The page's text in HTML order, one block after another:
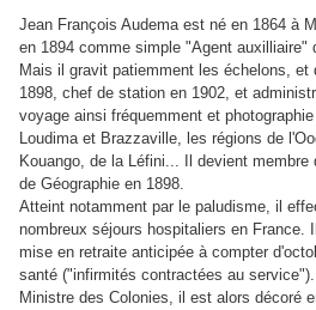
Jean François Audema est né en 1864 à
en 1894 comme simple "Agent auxilliaire"
Mais il gravit patiemment les échelons, et
1898, chef de station en 1902, et
voyage ainsi fréquemment et
Loudima et Brazzaville, les régions de
Kouango, de la Léfini... Il devient
de Géographie en 1898.
Atteint notamment par le paludisme, il
nombreux séjours hospitaliers en France.
mise en retraite anticipée à compter
santé ("infirmités contractées au
Ministre des Colonies, il est alors décoré